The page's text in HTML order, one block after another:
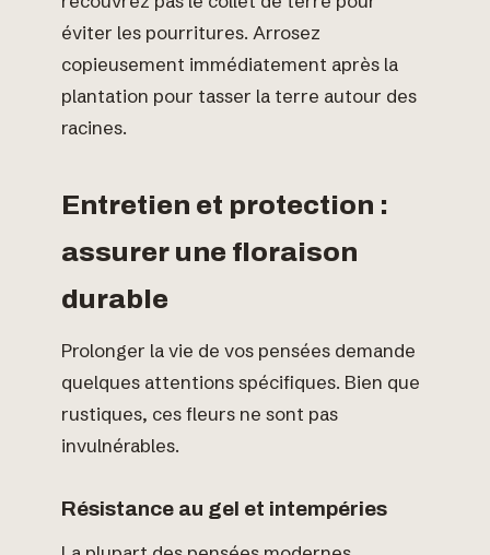
éviter les pourritures. Arrosez
copieusement immédiatement après la
plantation pour tasser la terre autour des
racines.
Entretien et protection :
assurer une floraison
durable
Prolonger la vie de vos pensées demande
quelques attentions spécifiques. Bien que
rustiques, ces fleurs ne sont pas
invulnérables.
Résistance au gel et intempéries